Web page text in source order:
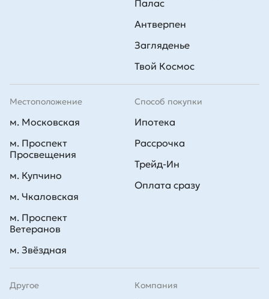
Компании Л1 — это взвешенное решение для тех, кто ищет жилье
в красивой и спокойной локации с отличной инфраструктурой.
Чтобы подобрать свой вариант новостройки, узнать об
актуальных ценах и акциях, ипотеке, обращайтесь в отдел продаж
застройщика: +7 (812) 305-33-55.
Способ покупки
Ипотека
Рассрочка
Трейд-Ин
Оплата сразу
Палас
Антверпен
Загляденье
Твой Космос
Другое Компания
Местоположение
м. Московская
м. Проспект
Просвещения
м. Купчино
м. Чкаловская
м. Проспект
Ветеранов
м. Звёздная